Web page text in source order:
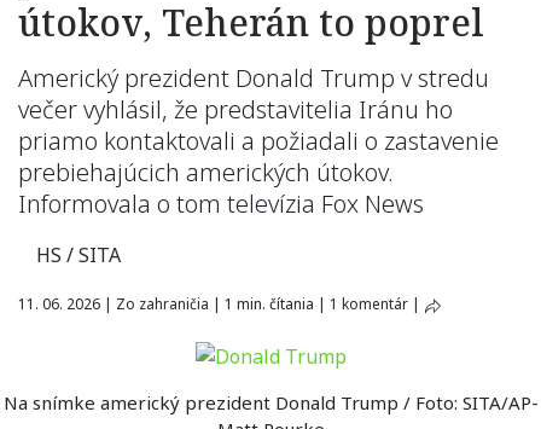
útokov, Teherán to poprel
Americký prezident Donald Trump v stredu
večer vyhlásil, že predstavitelia Iránu ho
priamo kontaktovali a požiadali o zastavenie
prebiehajúcich amerických útokov.
Informovala o tom televízia Fox News
HS / SITA
11. 06. 2026 | Zo zahraničia | 1 min. čítania | 1 komentár |
Na snímke americký prezident Donald Trump / Foto: SITA/AP-